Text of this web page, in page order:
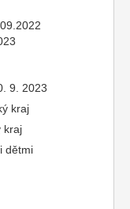
9. 2023
kraj
kraj
dětmi